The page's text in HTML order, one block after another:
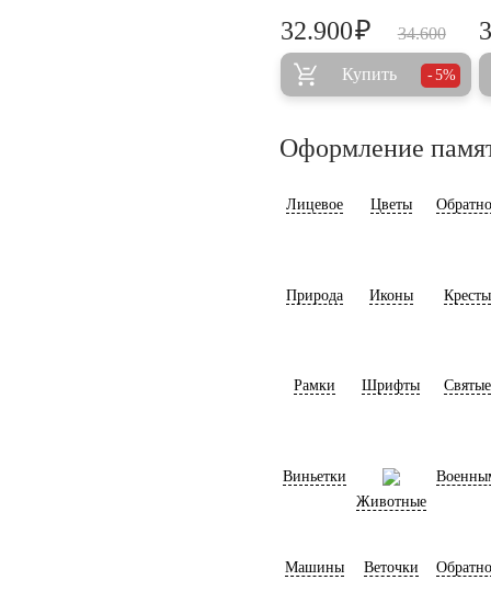
34.600
32.900₽
Купить 5%
Оформление
Лицевое Цветы
Природа Иконы Кресты
Рамки Шрифты Святые
Виньетки
Животные
Машины Веточки